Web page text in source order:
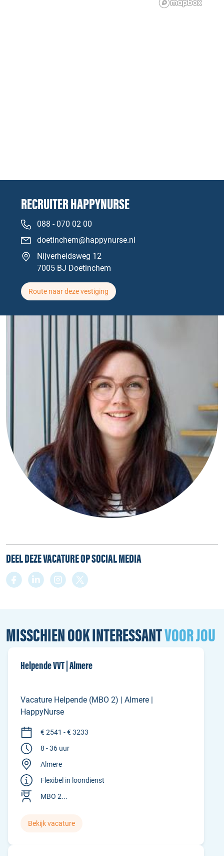
RECRUITER HAPPYNURSE
088 - 070 02 00
doetinchem@happynurse.nl
Nijverheidsweg 12
7005 BJ Doetinchem
Route naar deze vestiging
DEEL DEZE VACATURE OP SOCIAL MEDIA
MISSCHIEN OOK INTERESSANTVOOR JOU
Helpende VVT | Almere
Vacature Helpende (MBO 2) | Almere |
HappyNurse
€ 2541 - € 3233
8 - 36 uur
Almere
Flexibel in loondienst
MBO 2...
Bekijk vacature